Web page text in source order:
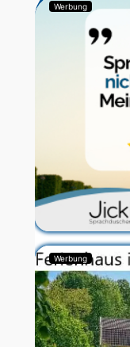
Werbung
Werbung